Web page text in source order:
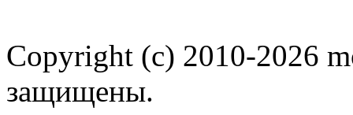
Copyright (c) 2010-2026
защищены.